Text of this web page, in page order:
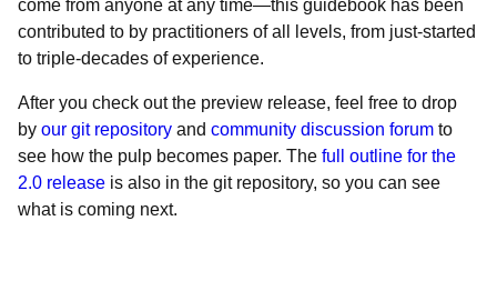
come from anyone at any time—this guidebook has been
contributed to by practitioners of all levels, from just-started
to triple-decades of experience.
After you check out the preview release, feel free to drop
by our git repository and community discussion forum to
see how the pulp becomes paper. The full outline for the
2.0 release is also in the git repository, so you can see
what is coming next.